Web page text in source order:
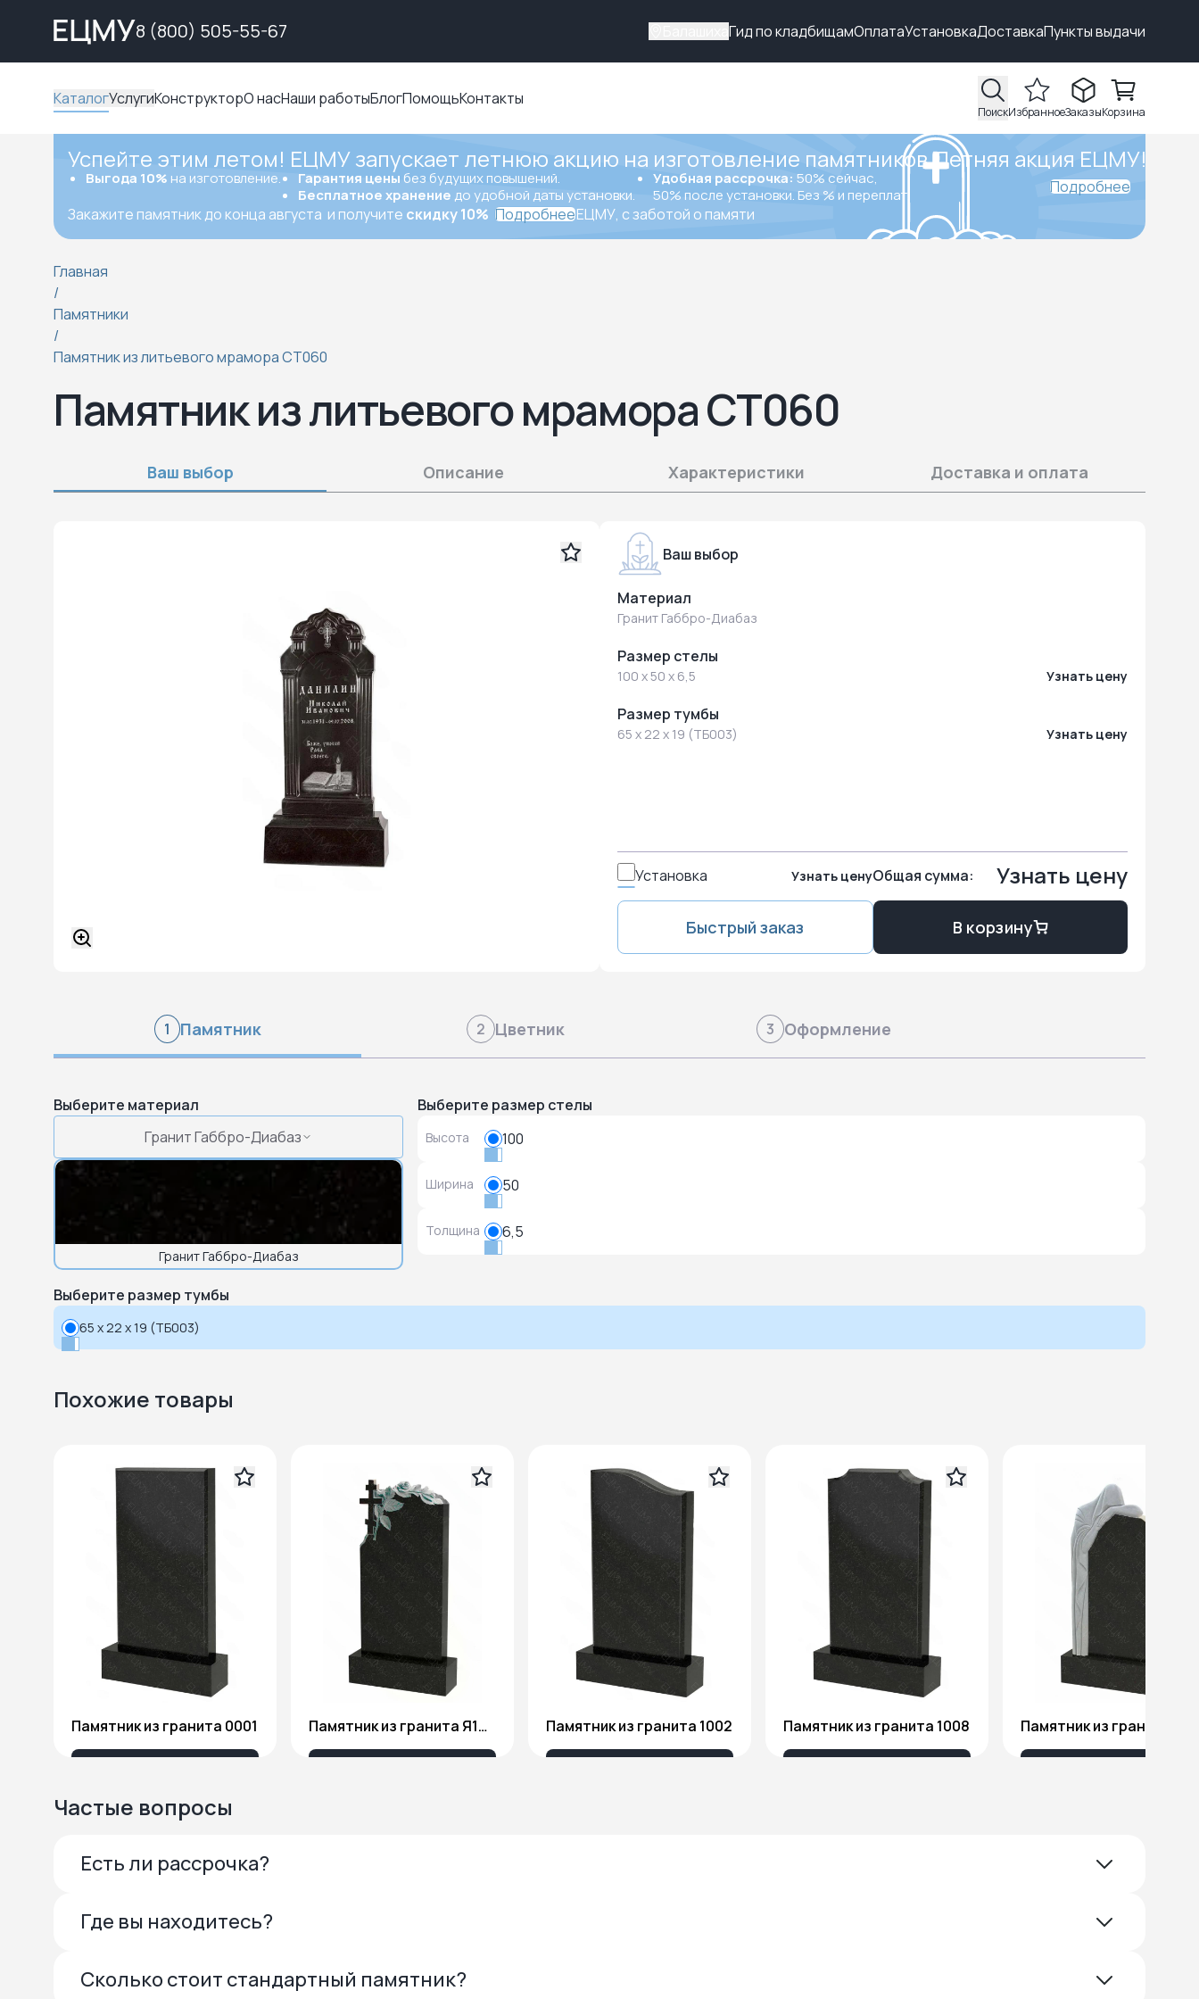
8 (800) 505-55-67 Гид по кладбищамОплатаУстановкаДоставкаПункты выдачи
КаталогУслугиКонструкторО насНаши работыБлогПомощьКонтакты
ПоискИзбранноеЗаказыКорзина
Успейте этим летом! ЕЦМУ запускает летнюю акцию на изготовление памятников.Летняя акция ЕЦМУ!
Выгода 10% на изготовление. Гарантия цены без будущих повышений.
Бесплатное хранение до удобной даты установки.
Удобная рассрочка: 50% сейчас,
50% после установки. Без % и переплат.
Закажите памятник до конца августа и получите скидку 10% ПодробнееЕЦМУ, с заботой о памяти
Подробнее
Главная
/
Памятники
/
Памятник из литьевого мрамора СТ060
Памятник из литьевого мрамора СТ060
Ваш выбор Описание Характеристики Доставка и оплата
Ваш выбор
Материал
Гранит Габбро-Диабаз
Размер стелы
100 x 50 x 6,5 Узнать цену
Размер тумбы
65 x 22 x 19 (ТБ003) Узнать цену
Установка Узнать ценуОбщая сумма: Узнать цену
Быстрый заказ В корзину
1 Памятник 2 Цветник 3 Оформление
Выберите материал
Гранит Габбро-Диабаз
Гранит Габбро-Диабаз
Выберите размер стелы
Высота 100
Ширина 50
Толщина 6,5
Выберите размер тумбы
65 x 22 x 19 (ТБ003)
Похожие товары
Памятник из гранита 0001 Памятник из гранита Я1806 Памятник из гранита 1002 Памятник из гранита 1008
Частые вопросы
Есть ли рассрочка?
Где вы находитесь?
Сколько стоит стандартный памятник?